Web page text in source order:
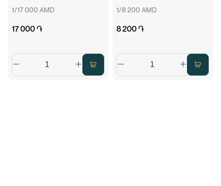
1/17 000 AMD
17 000 ֏
1/8 200 AMD
8 200 ֏